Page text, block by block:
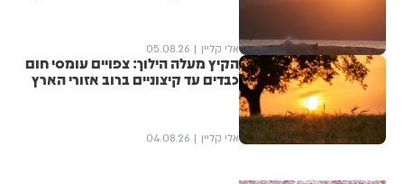
אלי קליין 05.08.26
הקיץ מעלה הילוך: צפויים עומסי חום
כבדים עד קיצוניים ברוב אזורי הארץ
אלי קליין 04.08.26